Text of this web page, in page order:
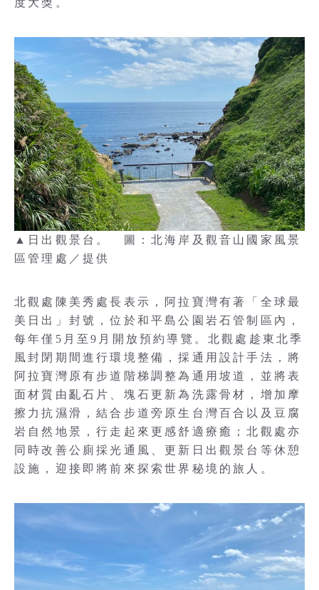
度大獎。
▲日出觀景台。 圖：北海岸及觀音山國家風景
區管理處／提供
北觀處陳美秀處長表示，阿拉寶灣有著「全球最
美日出」封號，位於和平島公園岩石管制區內，
每年僅5月至9月開放預約導覽。北觀處趁東北季
風封閉期間進行環境整備，採通用設計手法，將
阿拉寶灣原有步道階梯調整為通用坡道，並將表
面材質由亂石片、塊石更新為洗露骨材，增加摩
擦力抗濕滑，結合步道旁原生台灣百合以及豆腐
岩自然地景，行走起來更感舒適療癒；北觀處亦
同時改善公廁採光通風、更新日出觀景台等休憩
設施，迎接即將前來探索世界秘境的旅人。